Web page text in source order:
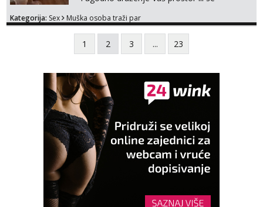
plaži na noćno kupanje Kontakt
trata.vrh@gmail.com
Kategorija: Sex Muška osoba traži par
1 2 3 ... 23